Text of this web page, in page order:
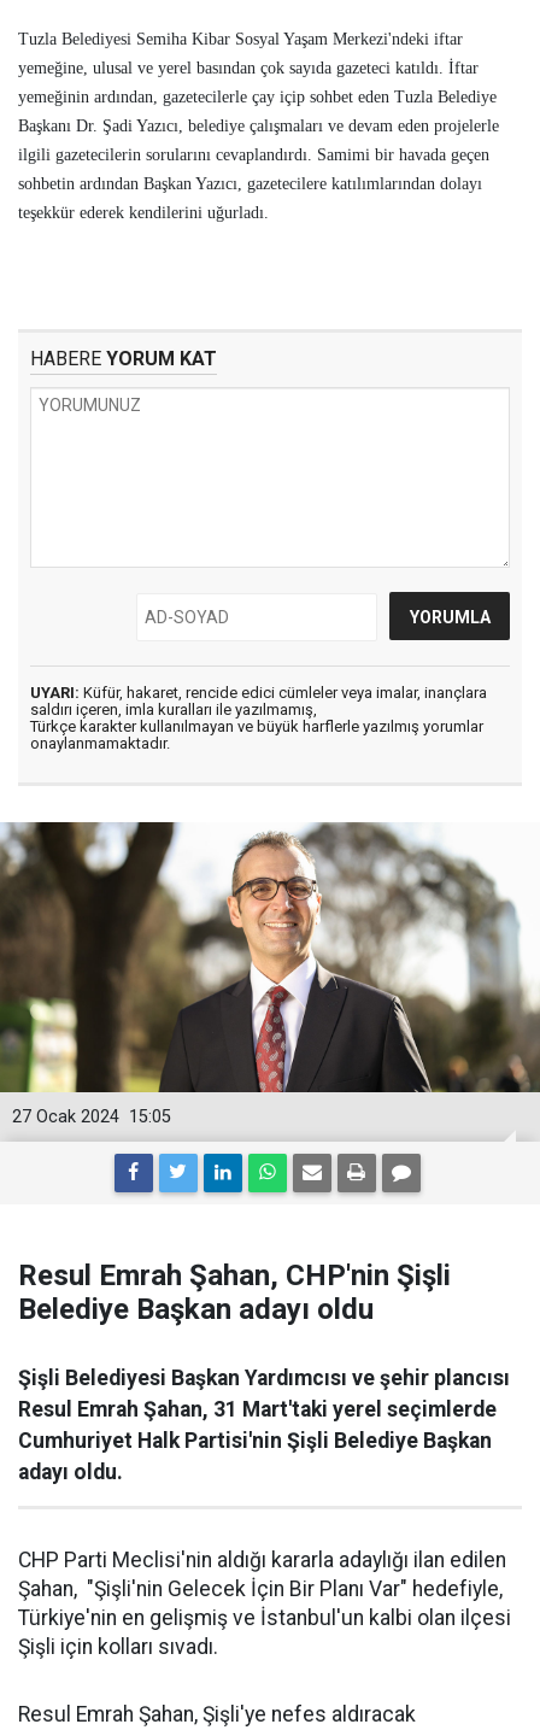
Tuzla Belediyesi Semiha Kibar Sosyal Yaşam Merkezi'ndeki iftar
yemeğine, ulusal ve yerel basından çok sayıda gazeteci katıldı. İftar
yemeğinin ardından, gazetecilerle çay içip sohbet eden Tuzla Belediye
Başkanı Dr. Şadi Yazıcı, belediye çalışmaları ve devam eden projelerle
ilgili gazetecilerin sorularını cevaplandırdı. Samimi bir havada geçen
sohbetin ardından Başkan Yazıcı, gazetecilere katılımlarından dolayı
teşekkür ederek kendilerini uğurladı.
HABERE YORUM KAT
UYARI: Küfür, hakaret, rencide edici cümleler veya imalar, inançlara
saldırı içeren, imla kuralları ile yazılmamış,
Türkçe karakter kullanılmayan ve büyük harflerle yazılmış yorumlar
onaylanmamaktadır.
15:05
27 Ocak 2024
Resul Emrah Şahan, CHP'nin Şişli
Belediye Başkan adayı oldu
Şişli Belediyesi Başkan Yardımcısı ve şehir plancısı
Resul Emrah Şahan, 31 Mart'taki yerel seçimlerde
Cumhuriyet Halk Partisi'nin Şişli Belediye Başkan
adayı oldu.
CHP Parti Meclisi'nin aldığı kararla adaylığı ilan edilen
Şahan, "Şişli'nin Gelecek İçin Bir Planı Var" hedefiyle,
Türkiye'nin en gelişmiş ve İstanbul'un kalbi olan ilçesi
Şişli için kolları sıvadı.
Resul Emrah Şahan, Şişli'ye nefes aldıracak